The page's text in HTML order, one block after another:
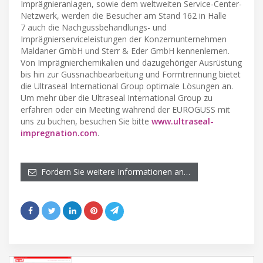
Imprägnieranlagen, sowie dem weltweiten Service-Center-
Netzwerk, werden die Besucher am Stand 162 in Halle
7 auch die Nachgussbehandlungs- und
Imprägnierserviceleistungen der Konzernunternehmen
Maldaner GmbH und Sterr & Eder GmbH kennenlernen.
Von Imprägnierchemikalien und dazugehöriger Ausrüstung
bis hin zur Gussnachbearbeitung und Formtrennung bietet
die Ultraseal International Group optimale Lösungen an.
Um mehr über die Ultraseal International Group zu
erfahren oder ein Meeting während der EUROGUSS mit
uns zu buchen, besuchen Sie bitte www.ultraseal-
impregnation.com.
Fordern Sie weitere Informationen an…